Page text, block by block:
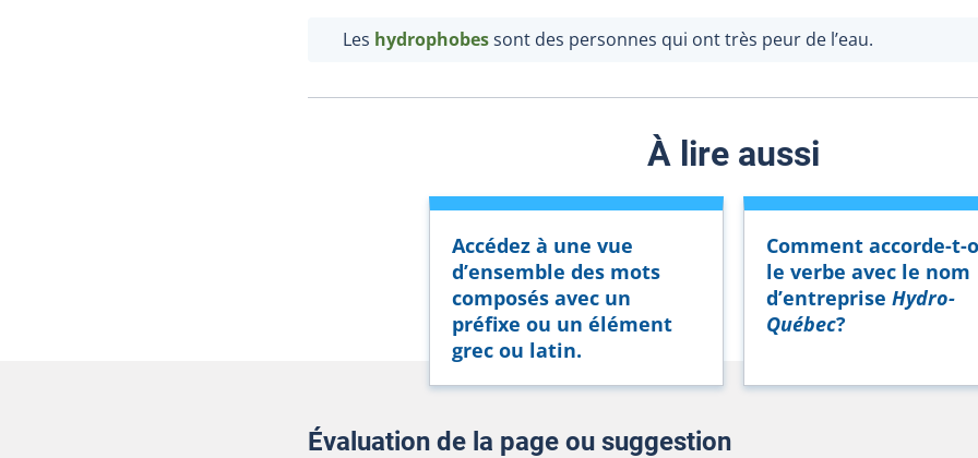
Les hydrophobessont des personnes qui ont très peur de l’eau.
À lire aussi
Accédez à une vue
d’ensemble des mots
composés avec un
préfixe ou un élément
grec ou latin.
Comment accorde-t-
le verbe avec le nom
d’entreprise Hydro-
Québec?
Évaluation de la page ou suggestion